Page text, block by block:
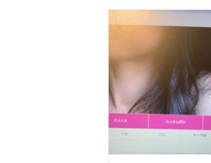
★健康アドバイス
・ホームケアで
・ダイエット方法
・筋トレ方法
★私自身が国際
・文化の違いで悩
・これは「あるあ
★恋愛の悩み
・恋愛依存